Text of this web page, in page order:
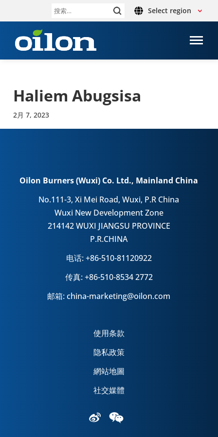
搜 Select region
Haliem Abugsisa
2月 7, 2023
Oilon Burners (Wuxi) Co. Ltd., Mainland China
No.111-3, Xi Mei Road, Wuxi, P.R China
Wuxi New Development Zone
214142 WUXI JIANGSU PROVINCE
P.R.CHINA
电话: +86-510-81120922
传真: +86-510-8534 2772
邮箱: china-marketing@oilon.com
使用条款
隐私政策
網站地圖
社交媒體